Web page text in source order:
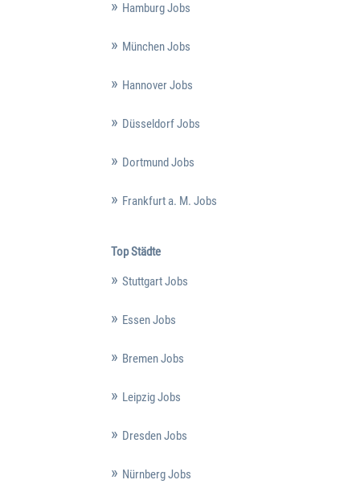
Hamburg Jobs
München Jobs
Hannover Jobs
Düsseldorf Jobs
Dortmund Jobs
Frankfurt a. M. Jobs
Top Städte
Stuttgart Jobs
Essen Jobs
Bremen Jobs
Leipzig Jobs
Dresden Jobs
Nürnberg Jobs